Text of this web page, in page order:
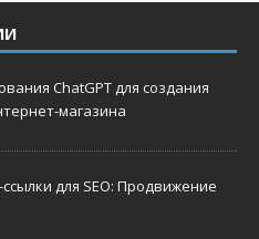
ChatGPT для создания
магазина
для SEO: Продвижение